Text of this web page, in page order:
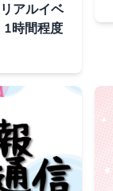
アルイベ
1時間程度